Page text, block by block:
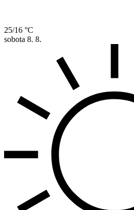
25/16 °C
sobota 8. 8.